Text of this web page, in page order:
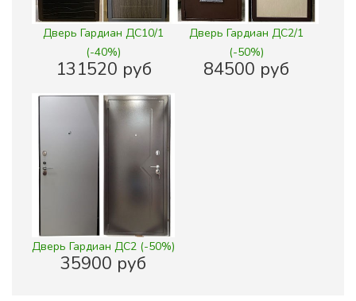
Дверь Гардиан ДС10/1
(-40%)
131520 руб
Дверь Гардиан ДС2/1
(-50%)
84500 руб
Дверь Гардиан ДС2 (-50%)
35900 руб